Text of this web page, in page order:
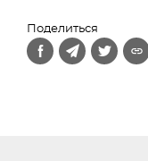
Поделиться